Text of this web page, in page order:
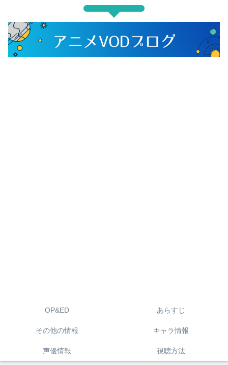
OP&ED あらすじ
その他の情報 キャラ情報
声優情報 視聴方法